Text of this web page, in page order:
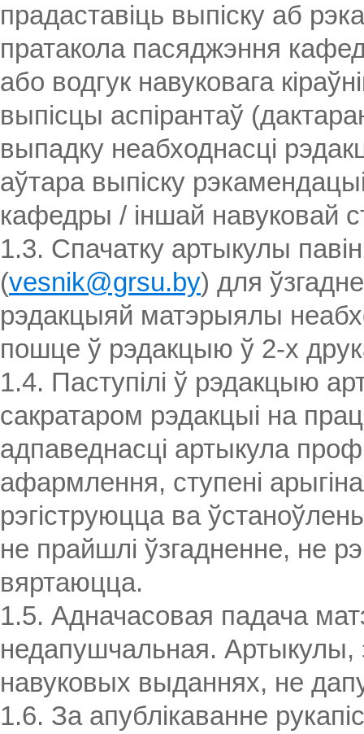
прадаставіць выпіску аб
пратакола пасяджэння
або водгук навуковага
выпісцы аспірантаў
выпадку неабходнасці
аўтара выпіску
кафедры / іншай навуковай
1.3. Спачатку артыкулы
(vesnik@grsu.by) для
рэдакцыяй матэрыялы
пошце ў рэдакцыю ў 2-х
1.4. Паступілі ў рэдакцыю
сакратаром рэдакцыі на
адпаведнасці артыкула
афармлення, ступені
рэгіструюцца ва
не прайшлі ўзгадненне, не
вяртаюцца.
1.5. Адначасовая падача
недапушчальная.
навуковых выданнях, не
1.6. За апублікаванне